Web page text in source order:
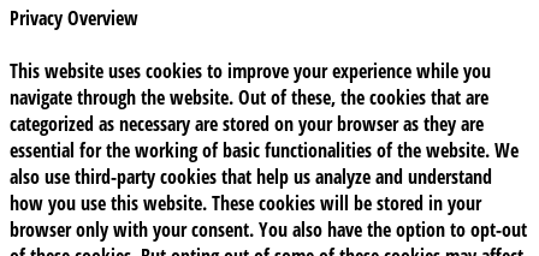
Privacy Overview
This website uses cookies to improve your experience while you
navigate through the website. Out of these, the cookies that are
categorized as necessary are stored on your browser as they are
essential for the working of basic functionalities of the website. We
also use third-party cookies that help us analyze and understand
how you use this website. These cookies will be stored in your
browser only with your consent. You also have the option to opt-out